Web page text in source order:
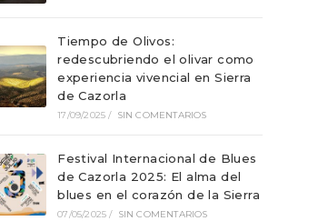
Tiempo de Olivos:
redescubriendo el olivar como
experiencia vivencial en Sierra
de Cazorla
17/09/2025 / SIN COMENTARIOS
Festival Internacional de Blues
de Cazorla 2025: El alma del
blues en el corazón de la Sierra
07/05/2025 / SIN COMENTARIOS